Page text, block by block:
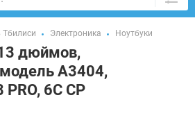
Тбилиси Электроника Ноутбуки
дюймов,
A3404,
6C CP